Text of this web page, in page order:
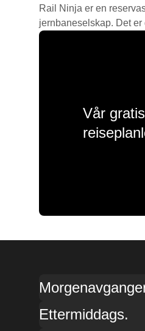
Rail Ninja er en
jernbaneselskap. Det
Vår
Ettermiddags.